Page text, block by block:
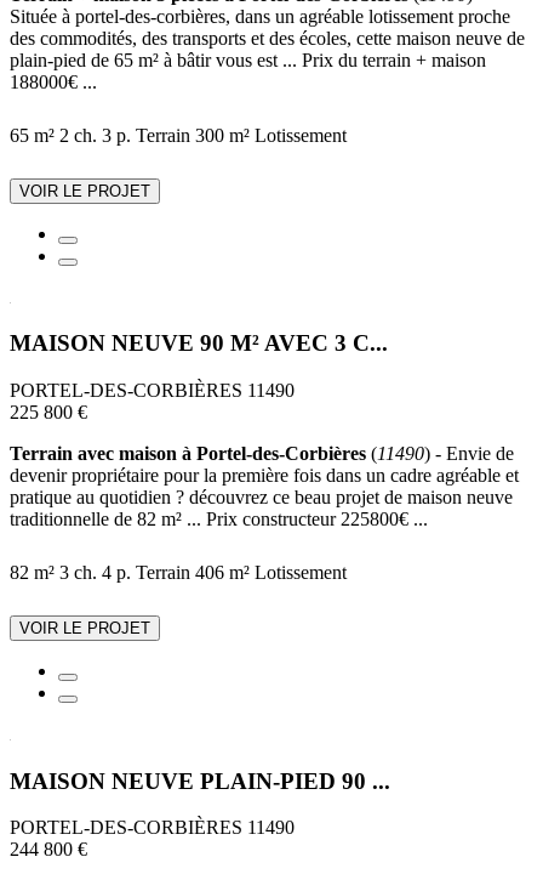
Située à portel-des-corbières, dans un agréable lotissement proche
des commodités, des transports et des écoles, cette maison neuve de
plain-pied de 65 m² à bâtir vous est ... Prix du terrain + maison
188000€ ...
65 m² 2 ch. 3 p. Terrain 300 m² Lotissement
VOIR LE PROJET
MAISON NEUVE 90 M² AVEC 3 C...
PORTEL-DES-CORBIÈRES 11490
225 800 €
Terrain avec maison à Portel-des-Corbières (11490) - Envie de
devenir propriétaire pour la première fois dans un cadre agréable et
pratique au quotidien ? découvrez ce beau projet de maison neuve
traditionnelle de 82 m² ... Prix constructeur 225800€ ...
82 m² 3 ch. 4 p. Terrain 406 m² Lotissement
VOIR LE PROJET
MAISON NEUVE PLAIN-PIED 90 ...
PORTEL-DES-CORBIÈRES 11490
244 800 €